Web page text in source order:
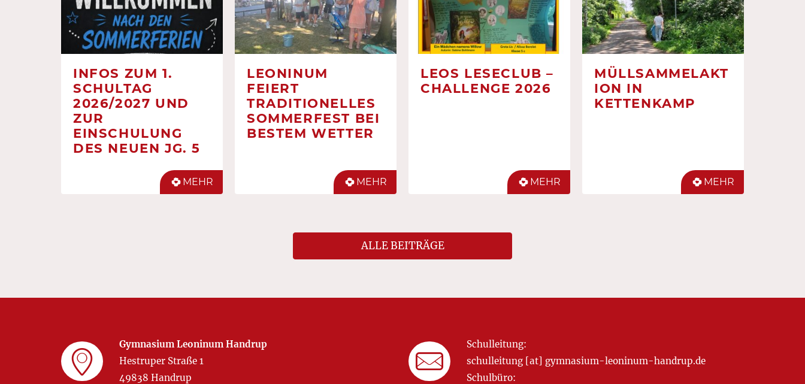
INFOS ZUM 1.
SCHULTAG
2026/2027 UND
ZUR
EINSCHULUNG
DES NEUEN JG. 5
MEHR
LEONINUM
FEIERT
TRADITIONELLES
SOMMERFEST BEI
BESTEM WETTER
MEHR
LEOS LESECLUB –
CHALLENGE 2026
MEHR
MÜLLSAMMELAKT
ION IN
KETTENKAMP
MEHR
ALLE BEITRÄGE
Gymnasium Leoninum Handrup
Hestruper Straße 1
49838 Handrup
Schulleitung:
schulleitung [at] gymnasium-leoninum-handrup.de
Schulbüro: